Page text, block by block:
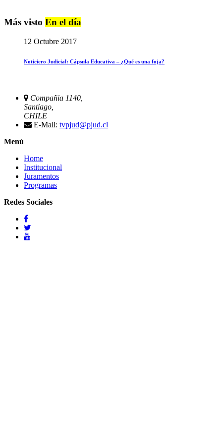
Más visto En el día
12 Octubre 2017
Noticiero Judicial: Cápsula Educativa – ¿Qué es una foja?
Compañia 1140,
Santiago,
CHILE
E-Mail: tvpjud@pjud.cl
Menú
Home
Institucional
Juramentos
Programas
Redes Sociales